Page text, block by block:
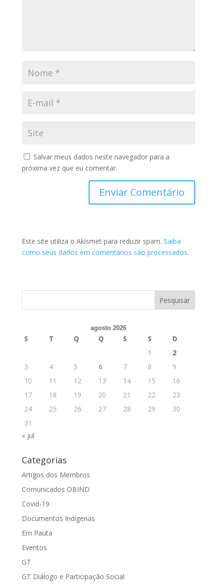
Salvar meus dados neste navegador para a
próxima vez que eu comentar.
Este site utiliza o Akismet para reduzir spam. Saiba
como seus dados em comentários são processados.
agosto 2026
S T Q Q S S
D
1
2
3
4 5 6 7 8
9
10
11 12 13 14 15
16
17
18 19 20 21 22
23
24
25 26 27 28 29
30
31
« jul
Categorias
Artigos dos Membros
Comunicados OBIND
Covid-19
Documentos Indígenas
Em Pauta
Eventos
GT
GT Diálogo e Participação Social